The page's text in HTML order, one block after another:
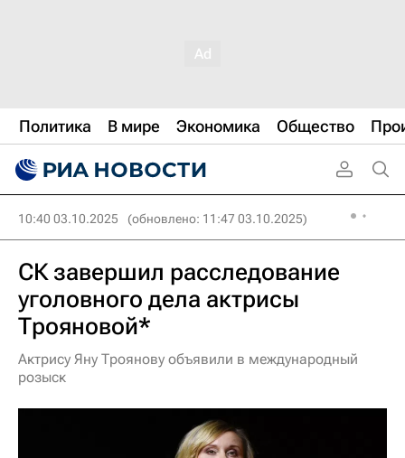
Политика В мире Экономика Общество
10:40 03.10.2025 (обновлено: 11:47 03.10.2025)
СК завершил расследование
уголовного дела актрисы
Трояновой*
Актрису Яну Троянову объявили в международный
розыск